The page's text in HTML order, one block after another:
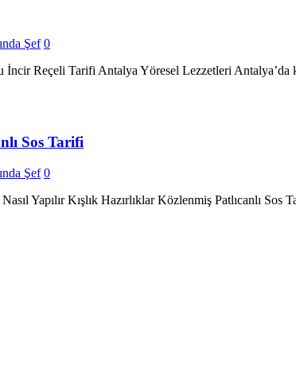
Şef 0
İncir Reçeli Tarifi Antalya Yöresel Lezzetleri
Sos Tarifi
Şef 0
Yapılır Kışlık Hazırlıklar Közlenmiş Patlıcanlı